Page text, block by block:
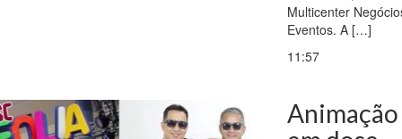
Multicenter
Eventos. A […]
11:57
Animação